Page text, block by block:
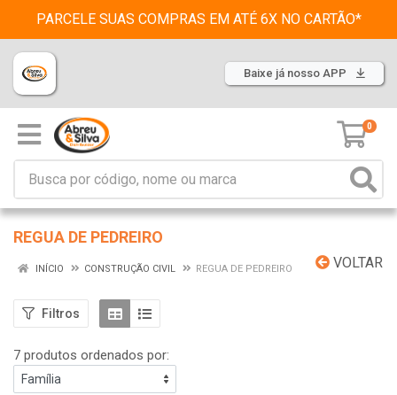
PARCELE SUAS COMPRAS EM ATÉ 6X NO CARTÃO*
Baixe já nosso APP
0
REGUA DE PEDREIRO
VOLTAR
INÍCIO CONSTRUÇÃO CIVIL REGUA DE PEDREIRO
Filtros
7 produtos ordenados por: